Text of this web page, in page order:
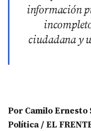
información
ciudadana y
Por Camilo Ernesto
Política / EL